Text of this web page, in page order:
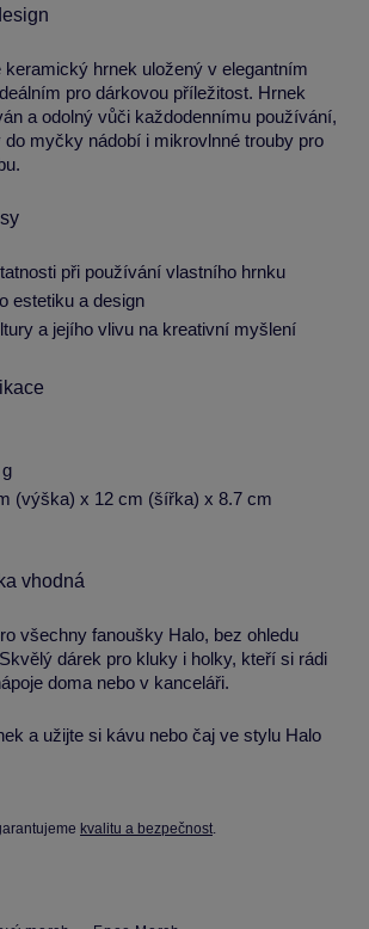
keramický hrnek uložený v elegantním
pro dárkovou příležitost. Hrnek
a odolný vůči každodennímu používání,
do myčky nádobí i mikrovlnné trouby pro
při používání vlastního hrnku
estetiku a design
a jejího vlivu na kreativní myšlení
(výška) x 12 cm (šířka) x 8.7 cm
vhodná
všechny fanoušky Halo, bez ohledu
dárek pro kluky i holky, kteří si rádi
doma nebo v kanceláři.
a užijte si kávu nebo čaj ve stylu Halo
kvalitu a bezpečnost.